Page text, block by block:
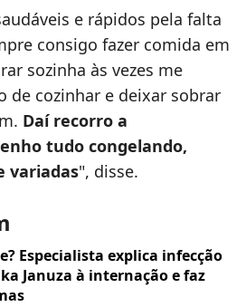
e rápidos pela falta
consigo fazer comida em
sozinha às vezes me
de cozinhar e deixar sobrar
Daí recorro a
tudo congelando,
variadas", disse.
Especialista explica infecção
Januza à internação e faz